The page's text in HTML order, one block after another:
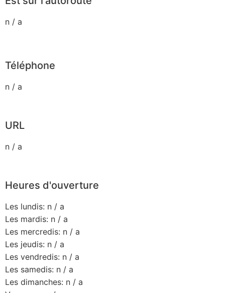
n / a
Téléphone
n / a
URL
n / a
Heures d'ouverture
Les lundis: n / a
Les mardis: n / a
Les mercredis: n / a
Les jeudis: n / a
Les vendredis: n / a
Les samedis: n / a
Les dimanches: n / a